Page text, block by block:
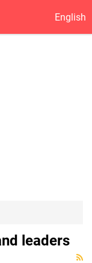
English
leaders